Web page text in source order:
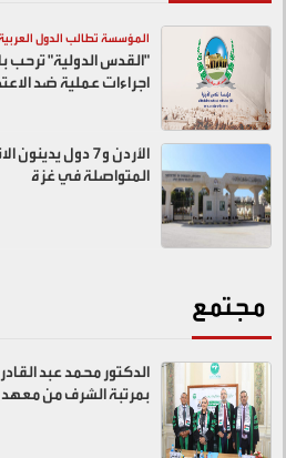
المؤسسة تطالب الدول
"القدس الدولية" ترحب
اجراءات عملية ضد
الأردن و7 دول
المتواصلة في غزة
مجتمع
الدكتور محمد عبد
بمرتبة الشرف من معهد